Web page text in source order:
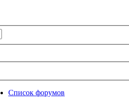
Список форумов